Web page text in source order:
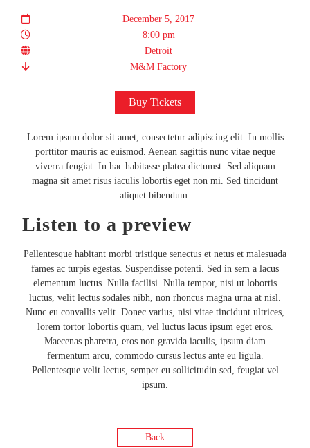
December 5, 2017
8:00 pm
Detroit
M&M Factory
Buy Tickets
Lorem ipsum dolor sit amet, consectetur adipiscing elit. In mollis
porttitor mauris ac euismod. Aenean sagittis nunc vitae neque
viverra feugiat. In hac habitasse platea dictumst. Sed aliquam
magna sit amet risus iaculis lobortis eget non mi. Sed tincidunt
aliquet bibendum.
Listen to a preview
Pellentesque habitant morbi tristique senectus et netus et malesuada
fames ac turpis egestas. Suspendisse potenti. Sed in sem a lacus
elementum luctus. Nulla facilisi. Nulla tempor, nisi ut lobortis
luctus, velit lectus sodales nibh, non rhoncus magna urna at nisl.
Nunc eu convallis velit. Donec varius, nisi vitae tincidunt ultrices,
lorem tortor lobortis quam, vel luctus lacus ipsum eget eros.
Maecenas pharetra, eros non gravida iaculis, ipsum diam
fermentum arcu, commodo cursus lectus ante eu ligula.
Pellentesque velit lectus, semper eu sollicitudin sed, feugiat vel
ipsum.
Back